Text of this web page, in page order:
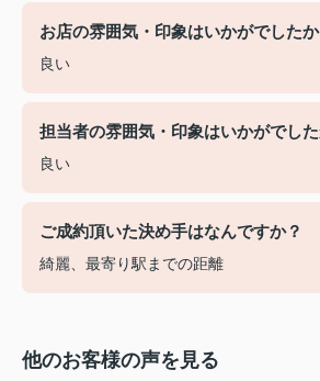
お店の雰囲気・印象はいかがでしたか
良い
担当者の雰囲気・印象はいかがでした
良い
ご成約頂いた決め手はなんですか？
綺麗、最寄り駅までの距離
他のお客様の声を見る